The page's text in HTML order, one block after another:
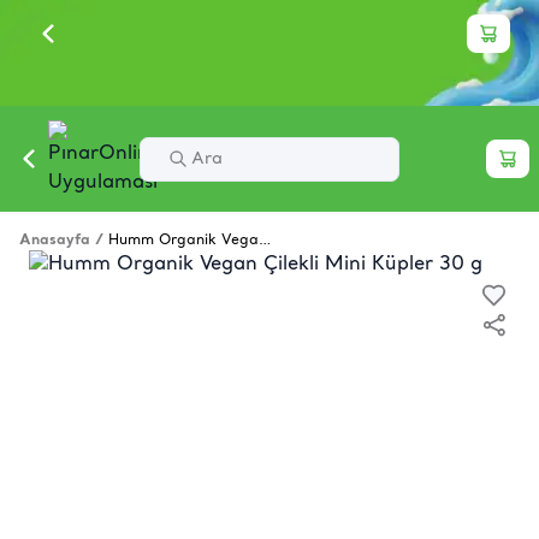
Anasayfa / Humm Organik Vegan Çilekli Mini Küpler 30 g